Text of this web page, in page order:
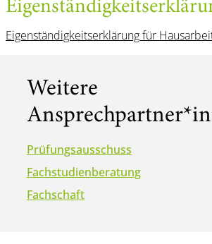
Eigenständigkeitserklärung für
Weitere
Prüfungsausschuss
Fachstudienberatung
Fachschaft